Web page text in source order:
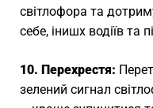
світлофора та
себе, інишх водіїв та
10. Перехрестя:
зелений сигнал